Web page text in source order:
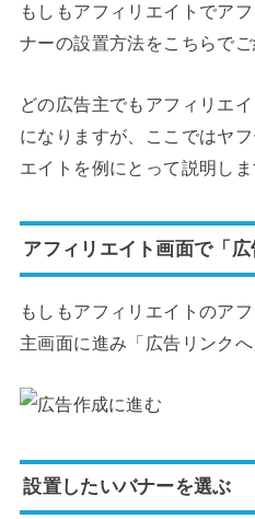
もしもアフィリエイトでア
ナーの設置方法をこちらでご
どの広告主でもアフィリエ
になりますが、ここではヤ
エイトを例にとって説明しま
アフィリエイト画面で「
もしもアフィリエイトのア
主画面に進み「広告リンクへ
設置したいバナーを選ぶ